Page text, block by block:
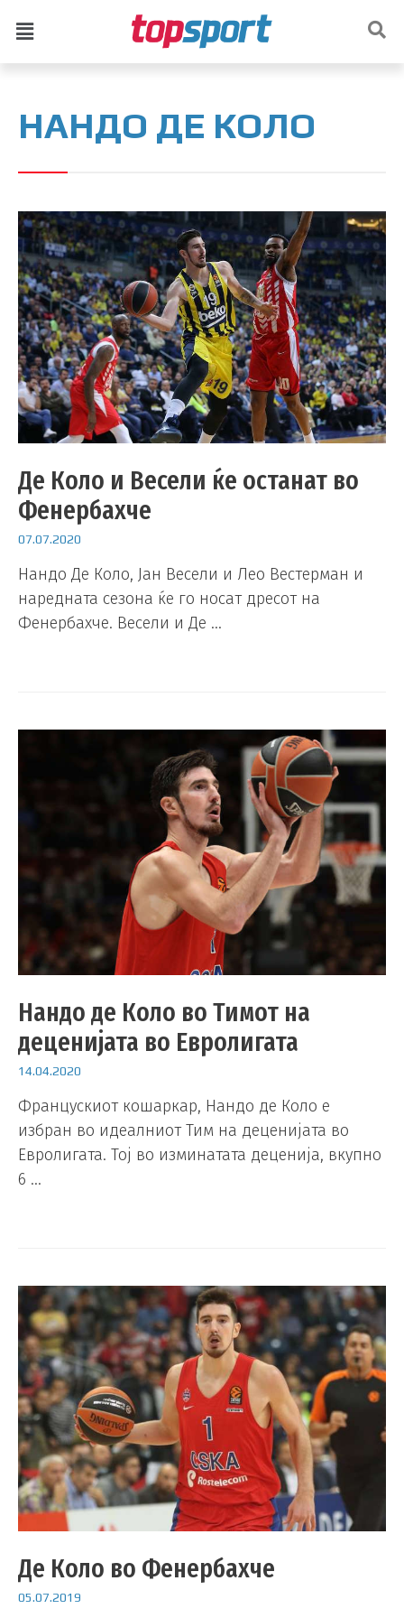
НАНДО ДЕ КОЛО
Де Коло и Весели ќе останат во
Фенербахче
07.07.2020
Нандо Де Коло, Јан Весели и Лео Вестерман и
наредната сезона ќе го носат дресот на
Фенербахче. Весели и Де …
Нандо де Коло во Тимот на
деценијата во Евролигата
14.04.2020
Францускиот кошаркар, Нандо де Коло е
избран во идеалниот Тим на деценијата во
Евролигата. Тој во изминатата деценија, вкупно
6 …
Де Коло во Фенербахче
05.07.2019